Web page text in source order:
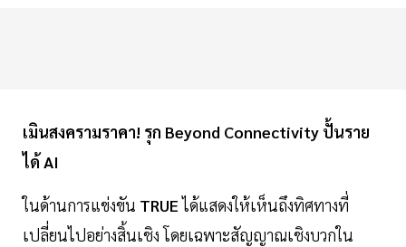
เมินสงครามราคา! รุก Beyond Connectivity ปั้นราย
ได้ AI
ในด้านการแข่งขัน TRUEได้แสดงให้เห็นถึงทิศทางที่
เปลี่ยนไปอย่างสิ้นเชิง โดยเฉพาะสัญญาณเชิงบวกใน